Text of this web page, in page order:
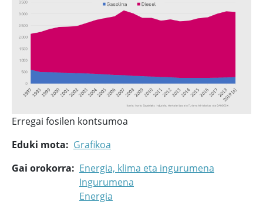
Erregai fosilen kontsumoa
Eduki mota
Grafikoa
Gai orokorra
Energia, klima eta ingurumena
Ingurumena
Energia